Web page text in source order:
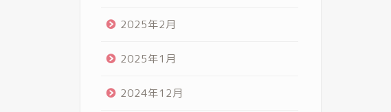
2025年2月
2025年1月
2024年12月